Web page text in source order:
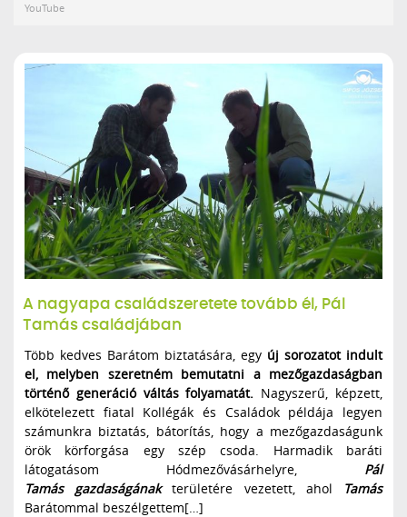
YouTube
A nagyapa családszeretete tovább él, Pál
Tamás családjában
Több kedves Barátom biztatására, egy új sorozatot indult
el, melyben szeretném bemutatni a mezőgazdaságban
történő generáció váltás folyamatát. Nagyszerű, képzett,
elkötelezett fiatal Kollégák és Családok példája legyen
számunkra biztatás, bátorítás, hogy a mezőgazdaságunk
örök körforgása egy szép csoda. Harmadik baráti
látogatásom Hódmezővásárhelyre, Pál
Tamás gazdaságánakterületére vezetett, ahol
Tamás
Barátommal beszélgettem[…]